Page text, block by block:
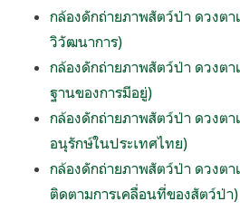
กล้องดักถ่ายภาพสัตว์ป่า ดวงต
วิวัฒนาการ)
กล้องดักถ่ายภาพสัตว์ป่า ดวงต
ฐานของการมีอยู่)
กล้องดักถ่ายภาพสัตว์ป่า ดวงต
อนุรักษ์ในประเทศไทย)
กล้องดักถ่ายภาพสัตว์ป่า ดวงต
ติดตามการเคลื่อนที่ของสัตว์ป่า)